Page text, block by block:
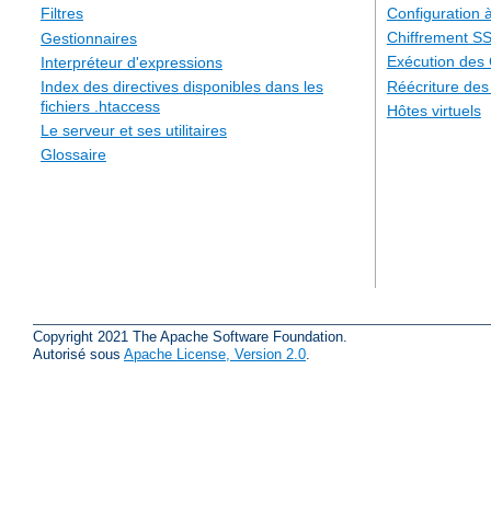
Filtres
Gestionnaires
Interpréteur d'expressions
Index des directives disponibles dans les
fichiers .htaccess
Le serveur et ses utilitaires
Glossaire
Configuration
Chiffrement
Exécution des
Réécriture
Hôtes virtuels
Copyright 2021 The Apache Software Foundation.
Autorisé sous Apache License, Version 2.0